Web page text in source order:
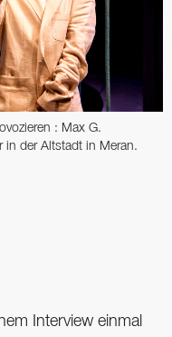
: Max G.
in der Altstadt in Meran.
Interview einmal